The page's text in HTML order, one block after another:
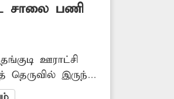
சாலை பணி
ஊராட்சி
தெருவில் இருந்து
பணிகள்